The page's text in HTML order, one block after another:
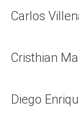
Carlos
Cristhian
Diego